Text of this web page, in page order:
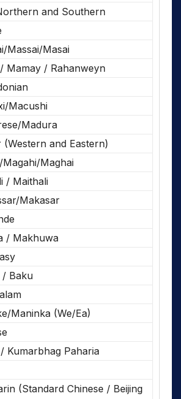
and Southern
Massai/Masai
Mamay / Rahanweyn
Macushi
Madura
(Western and Eastern)
Magahi/Maghai
/ Maithali
Makasar
/ Makhuwa
/ Baku
Maninka (We/Ea)
Kumarbhag Paharia
(Standard Chinese / Beijing